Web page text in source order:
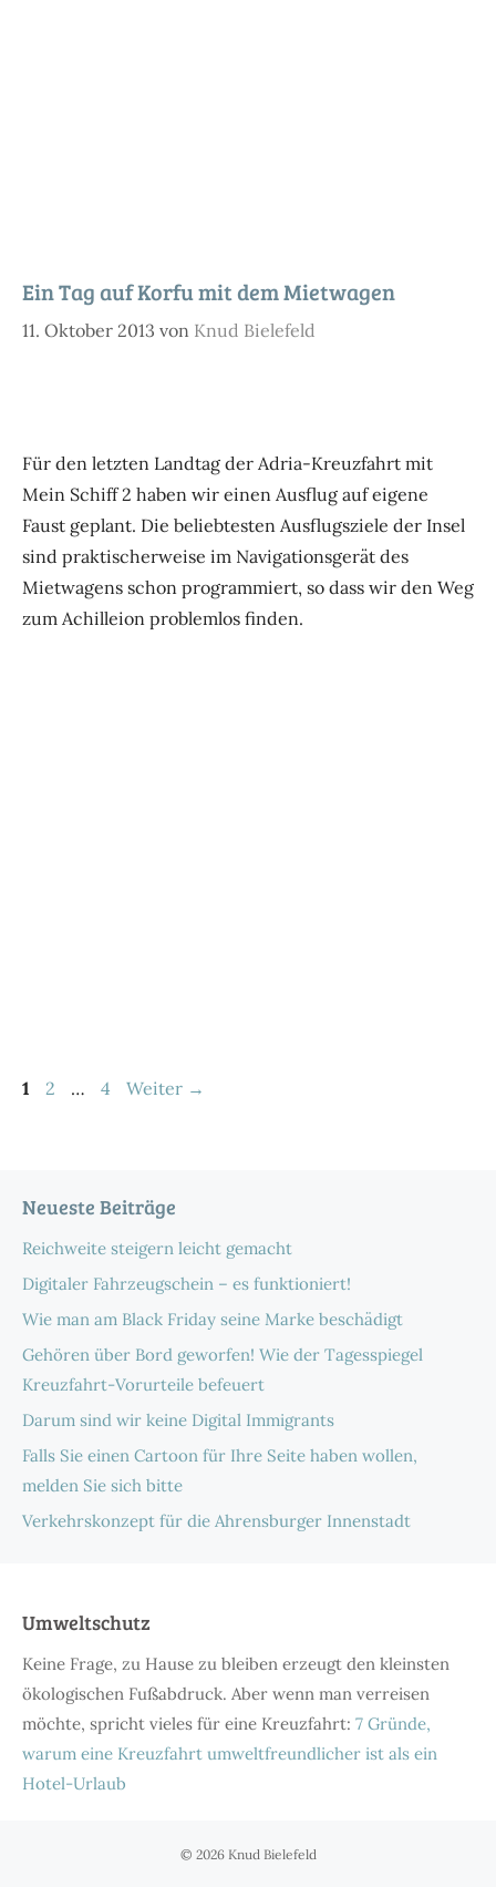
Ein Tag auf Korfu mit dem Mietwagen
11. Oktober 2013 von Knud Bielefeld
Für den letzten Landtag der Adria-Kreuzfahrt mit
Mein Schiff 2 haben wir einen Ausflug auf eigene
Faust geplant. Die beliebtesten Ausflugsziele der Insel
sind praktischerweise im Navigationsgerät des
Mietwagens schon programmiert, so dass wir den Weg
zum Achilleion problemlos finden.
Seite
1 Seite
2 … Seite
4 Weiter →
Neueste Beiträge
Reichweite steigern leicht gemacht
Digitaler Fahrzeugschein – es funktioniert!
Wie man am Black Friday seine Marke beschädigt
Gehören über Bord geworfen! Wie der Tagesspiegel
Kreuzfahrt-Vorurteile befeuert
Darum sind wir keine Digital Immigrants
Falls Sie einen Cartoon für Ihre Seite haben wollen,
melden Sie sich bitte
Verkehrskonzept für die Ahrensburger Innenstadt
Umweltschutz
Keine Frage, zu Hause zu bleiben erzeugt den kleinsten
ökologischen Fußabdruck. Aber wenn man verreisen
möchte, spricht vieles für eine Kreuzfahrt: 7 Gründe,
warum eine Kreuzfahrt umweltfreundlicher ist als ein
Hotel-Urlaub
© 2026 Knud Bielefeld